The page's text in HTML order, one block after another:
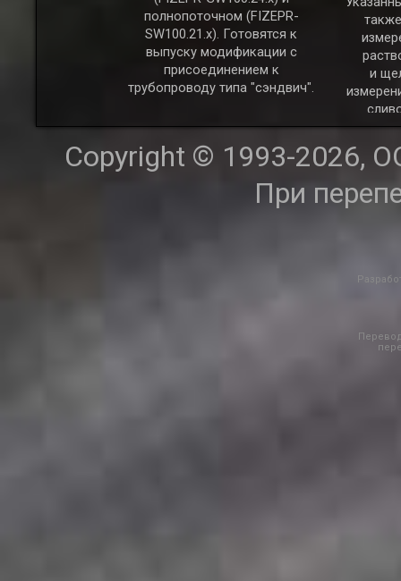
полнопоточном (FIZEPR-
SW100.21.x). Готовятся к
выпуску модификации с
присоединением к
трубопроводу типа "сэндвич".
и
Copyright © 1993-2026,
При